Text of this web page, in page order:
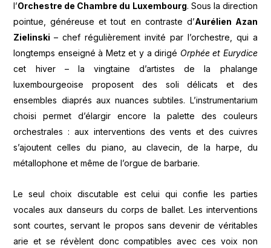
l’Orchestre de Chambre du Luxembourg. Sous la direction
pointue, généreuse et tout en contraste d’Aurélien Azan
Zielinski– chef régulièrement invité par l’orchestre, qui a
longtemps enseigné à Metz et y a dirigé Orphée et Eurydice
cet hiver – la vingtaine d’artistes de la phalange
luxembourgeoise proposent des soli délicats et des
ensembles diaprés aux nuances subtiles. L’instrumentarium
choisi permet d’élargir encore la palette des couleurs
orchestrales : aux interventions des vents et des cuivres
s’ajoutent celles du piano, au clavecin, de la harpe, du
métallophone et même de l’orgue de barbarie.
Le seul choix discutable est celui qui confie les parties
vocales aux danseurs du corps de ballet. Les interventions
sont courtes, servant le propos sans devenir de véritables
arie et se révèlent donc compatibles avec ces voix non